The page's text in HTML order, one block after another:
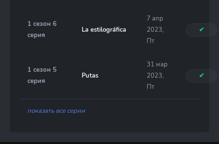
1 сезон 6
серия
La estilográfica
7 апр
2023,
Пт
✔
1 сезон 5
серия
Putas
31 мар
2023,
Пт
✔
показать все серии